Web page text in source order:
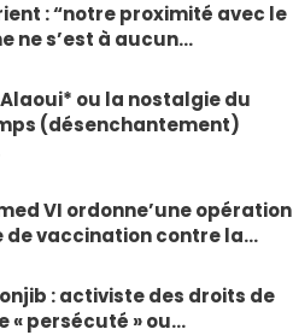
: “notre proximité avec le
ne s’est à aucun…
ou la nostalgie du
(désenchantement)
VI ordonne’une opération
de vaccination contre la…
: activiste des droits de
« persécuté » ou…